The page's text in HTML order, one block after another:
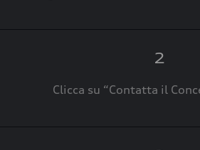
2
Clicca su “Contatta il